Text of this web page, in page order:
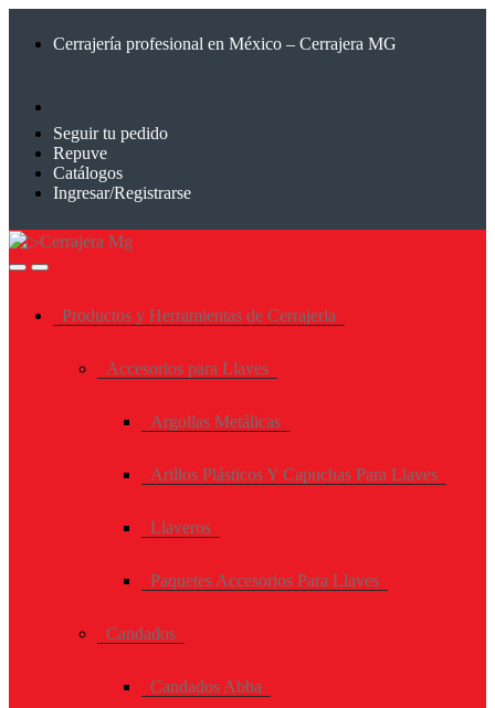
Cerrajería profesional en México – Cerrajera MG
Seguir tu pedido
Repuve
Catálogos
Ingresar/Registrarse
Productos y Herramientas de Cerrajeria
Accesorios para Llaves
Argollas Metálicas
Arillos Plásticos Y Capuchas Para Llaves
Llaveros
Paquetes Accesorios Para Llaves
Candados
Candados Abba